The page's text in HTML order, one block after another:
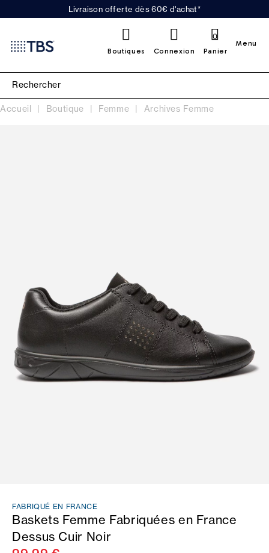
Livraison offerte dès 60€ d'achat*
Boutiques Connexion Panier
0
Menu
Accueil Boutique Femme Archives Femme
FABRIQUÉ EN FRANCE
Baskets Femme Fabriquées en France
Dessus Cuir Noir